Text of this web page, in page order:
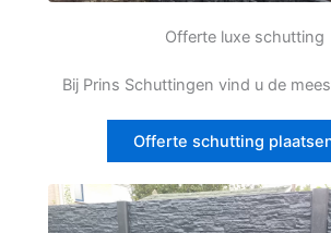
Offerte luxe schutting
Bij Prins Schuttingen vind u de
Offerte schutting